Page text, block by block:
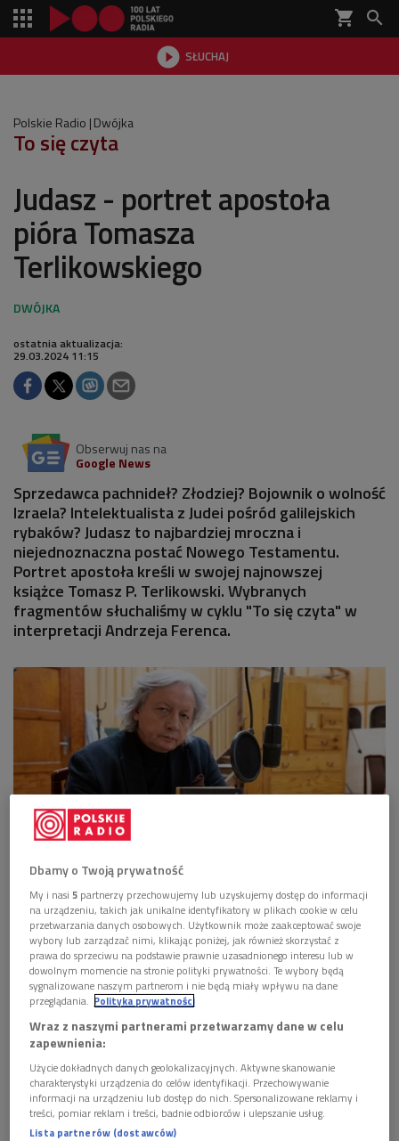
shopping_cart 
 SŁUCHAJ

Polskie Radio Dwójka
To się czyta
Judasz - portret apostoła
pióra Tomasza
Terlikowskiego
ostatnia aktualizacja:
29.03.2024 11:15
Obserwuj nas na
Google News
Sprzedawca pachnideł? Złodziej? Bojownik o wolność
Izraela? Intelektualista z Judei pośród galilejskich
rybaków? Judasz to najbardziej mroczna i
niejednoznaczna postać Nowego Testamentu.
Portret apostoła kreśli w swojej najnowszej
książce Tomasz P. Terlikowski. Wybranych
fragmentów słuchaliśmy w cyklu "To się czyta" w
interpretacji Andrzeja Ferenca.
Andrzej Ferenc prezentuje książkę "To ja, Judasz. Biografia apostoła" Tomasza
Terlikowskiego Foto: Krzysztof Świeżak/PR
Tomasz P. Terlikowski proponuje świeże – biblijne,
historyczne, literackie i psychoanalityczne – spojrzenie na
postać Judasza. Czy w ogóle istniał? Co o nim wiemy, a czego
nie? Co jest pewne, a czego się domyślamy? Jak możemy
rozumieć jego historię? Być może Judasz, zanim dołączył do
grona apostołów, był zwykłym handlarzem. Jednak możliwe
również, że był on, jak powiedzielibyśmy dzisiaj, terrorystą
walczącym z bronią w ręku o wyzwolenie Izraela spod
rzymskiego jarzma.
Dbamy o Twoją prywatność
My i nasi5 partnerzy przechowujemy lub uzyskujemy dostęp do informacji
na urządzeniu, takich jak unikalne identyfikatory w plikach cookie w celu
przetwarzania danych osobowych. Użytkownik może zaakceptować swoje
wybory lub zarządzać nimi, klikając poniżej, jak również skorzystać z
prawa do sprzeciwu na podstawie prawnie uzasadnionego interesu lub w
dowolnym momencie na stronie polityki prywatności. Te wybory będą
sygnalizowane naszym partnerom i nie będą miały wpływu na dane
przeglądania. Polityka prywatności
Wraz z naszymi partnerami przetwarzamy dane w celu
zapewnienia:
Użycie dokładnych danych geolokalizacyjnych. Aktywne skanowanie
charakterystyki urządzenia do celów identyfikacji. Przechowywanie
informacji na urządzeniu lub dostęp do nich. Spersonalizowane reklamy i
treści, pomiar reklam i treści, badnie odbiorców i ulepszanie usług.
Lista partnerów (dostawców)